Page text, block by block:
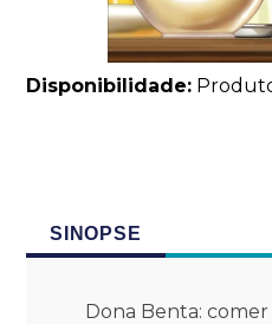
Disponibilidade:
SINOPSE
Dona Benta: